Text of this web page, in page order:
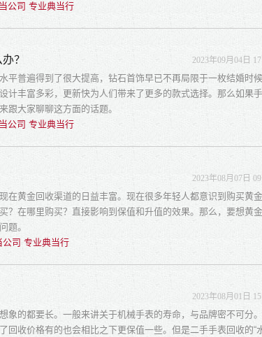
公司 专业典当行
？ 2023年09月04日
平普遍得到了很大提高，钻石首饰早已不再局限于一枚结婚时
计丰富多彩，更新快为人们带来了更多的款式选择。那么如果
跟大家聊聊这方面的话题。
公司 专业典当行
2023年08月07日
在黄金回收渠道的日益丰富。现在很多年轻人都意识到购买黄
？在哪里购买？直接影响到保值和升值的效果。那么，要想黄
题。
司 专业典当行
2023年08月01日
象的都要长。一般来讲关于机械手表的寿命，与品牌密不可分
回收价格有的也会相比之下更保值一些。但是二手手表回收的“